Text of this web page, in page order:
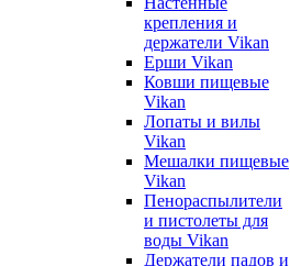
крепления и
держатели Vikan
Ерши Vikan
Ковши пищевые
Vikan
Лопаты и вилы
Vikan
Мешалки пищевые
Vikan
Пенораспылители
и пистолеты для
воды Vikan
Держатели падов и